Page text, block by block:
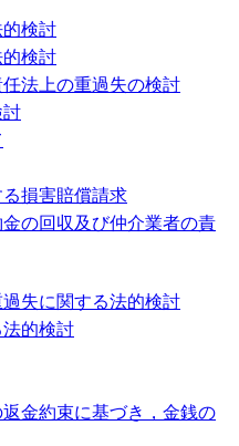
検討
検討
法上の重過失の検討
討
損害賠償請求
の回収及び仲介業者の責
失に関する法的検討
的検討
金約束に基づき，金銭の